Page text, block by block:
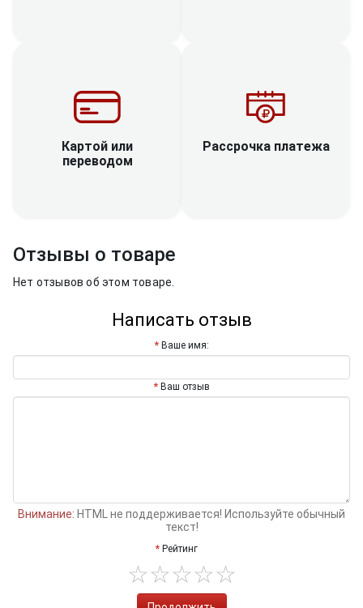
Картой или
переводом
Рассрочка платежа
Отзывы о товаре
Нет отзывов об этом товаре.
Написать отзыв
Ваше имя:
Ваш отзыв
Внимание: HTML не поддерживается! Используйте обычный
текст!
Рейтинг